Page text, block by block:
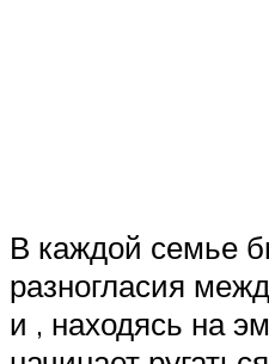
В каждой семье
разногласия
и , находясь на